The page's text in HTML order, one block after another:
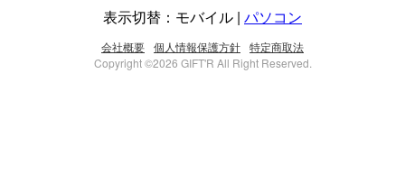
表示切替：モバイル | パソコン
会社概要 個人情報保護方針 特定商取法
Copyright ©2026 GIFT'R All Right Reserved.